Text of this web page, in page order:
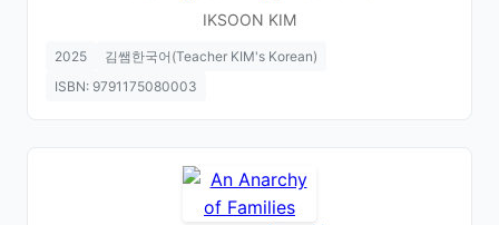
IKSOON KIM
2025
김쌤한국어(Teacher KIM's Korean)
ISBN: 9791175080003